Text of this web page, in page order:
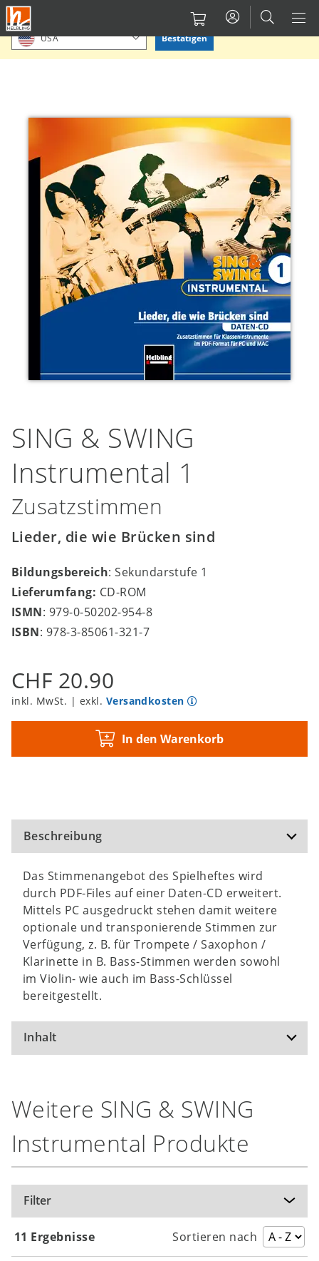
Direkt
zum
Inhalt
Bitte Standort bestätigen oder einen anderen auswählen.
USA Bestätigen
SING & SWING
Instrumental 1
Zusatzstimmen
Lieder, die wie Brücken sind
Bildungsbereich: Sekundarstufe 1
Lieferumfang: CD-ROM
ISMN: 979-0-50202-954-8
ISBN: 978-3-85061-321-7
CHF 20.90
inkl. MwSt. | exkl. Versandkosten
In den Warenkorb
Beschreibung
Das Stimmenangebot des Spielheftes wird
durch PDF-Files auf einer Daten-CD erweitert.
Mittels PC ausgedruckt stehen damit weitere
optionale und transponierende Stimmen zur
Verfügung, z. B. für Trompete / Saxophon /
Klarinette in B. Bass-Stimmen werden sowohl
im Violin- wie auch im Bass-Schlüssel
bereitgestellt.
Inhalt
A World of Peace and Harmony
Down by the River
Trees /Bäume
Blowin’ in the Wind
Freude, schöner Götterfunken
Hand in Hand with a Friend
Kinder - Sind so kleine Hände
Weitere SING & SWING
Instrumental Produkte
Filter
11 Ergebnisse Sortieren nach